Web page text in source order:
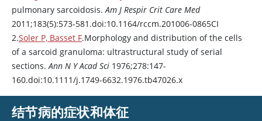
pulmonary sarcoidosis. Am J Respir Crit Care Med
2011;183(5):573-581.doi:10.1164/rccm.201006-0865CI
2.Soler P, Basset F.Morphology and distribution of the cells
of a sarcoid granuloma: ultrastructural study of serial
sections. Ann N Y Acad Sci 1976;278:147-
160.doi:10.1111/j.1749-6632.1976.tb47026.x
结节病的症状和体征